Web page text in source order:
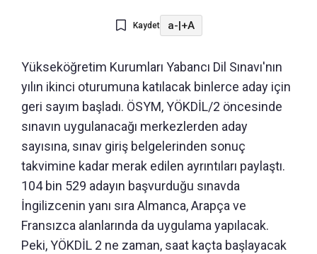
Kaydet a-|+A
Yükseköğretim Kurumları Yabancı Dil Sınavı'nın
yılın ikinci oturumuna katılacak binlerce aday için
geri sayım başladı. ÖSYM, YÖKDİL/2 öncesinde
sınavın uygulanacağı merkezlerden aday
sayısına, sınav giriş belgelerinden sonuç
takvimine kadar merak edilen ayrıntıları paylaştı.
104 bin 529 adayın başvurduğu sınavda
İngilizcenin yanı sıra Almanca, Arapça ve
Fransızca alanlarında da uygulama yapılacak.
Peki, YÖKDİL 2 ne zaman, saat kaçta başlayacak